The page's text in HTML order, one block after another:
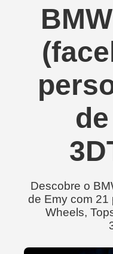
Descobre o
de Emy com
Wheels,